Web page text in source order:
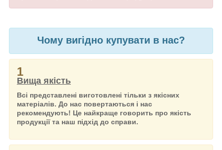
Чому вигідно купувати в нас?
1
Вища якість
Всі представлені виготовлені тільки з якісних
матеріалів. До нас повертаються і нас
рекомендують! Це найкраще говорить про якість
продукції та наш підхід до справи.